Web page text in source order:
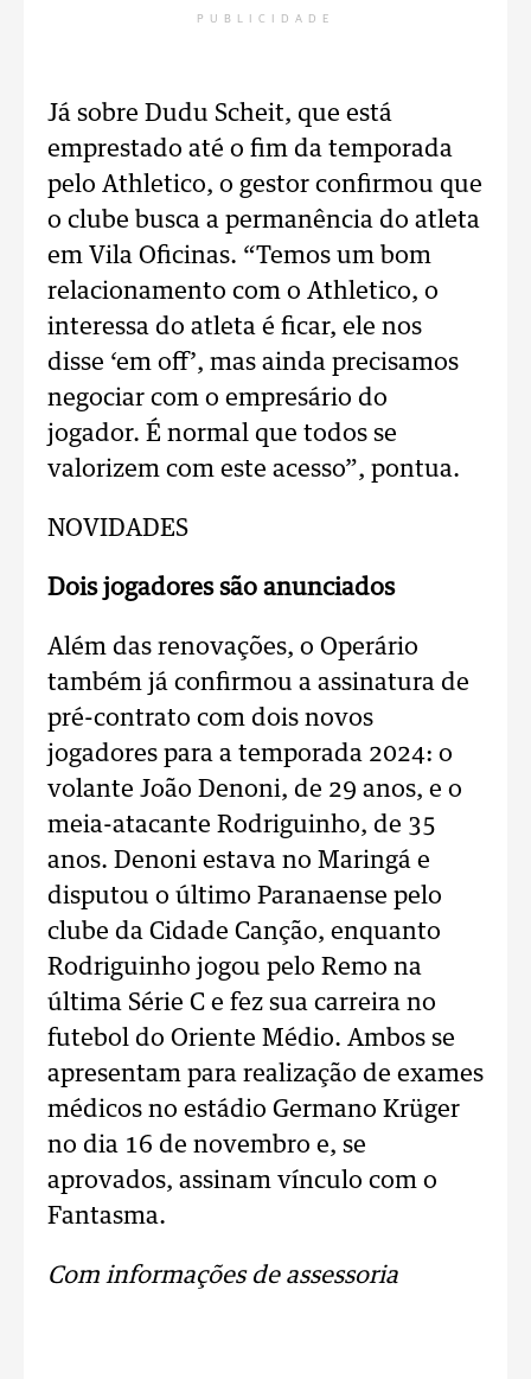
PUBLICIDADE
Já sobre Dudu Scheit, que está
emprestado até o fim da temporada
pelo Athletico, o gestor confirmou que
o clube busca a permanência do atleta
em Vila Oficinas. “Temos um bom
relacionamento com o Athletico, o
interessa do atleta é ficar, ele nos
disse ‘em off’, mas ainda precisamos
negociar com o empresário do
jogador. É normal que todos se
valorizem com este acesso”, pontua.
NOVIDADES
Dois jogadores são anunciados
Além das renovações, o Operário
também já confirmou a assinatura de
pré-contrato com dois novos
jogadores para a temporada 2024: o
volante João Denoni, de 29 anos, e o
meia-atacante Rodriguinho, de 35
anos. Denoni estava no Maringá e
disputou o último Paranaense pelo
clube da Cidade Canção, enquanto
Rodriguinho jogou pelo Remo na
última Série C e fez sua carreira no
futebol do Oriente Médio. Ambos se
apresentam para realização de exames
médicos no estádio Germano Krüger
no dia 16 de novembro e, se
aprovados, assinam vínculo com o
Fantasma.
Com informações de assessoria